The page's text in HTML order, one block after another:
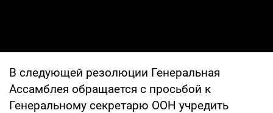
В следующей резолюции Генеральная
Ассамблея обращается с просьбой к
Генеральному секретарю ООН учредить